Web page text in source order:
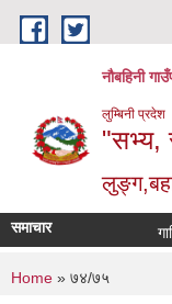
Skip to main content
नौबहिनी
लुम्बिनी प्रदेश
"सभ्य,
समाचार गाडि
You are
Home » ७४/७५